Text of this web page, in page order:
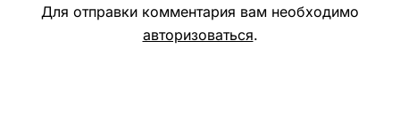
Для отправки комментария вам необходимо
авторизоваться.